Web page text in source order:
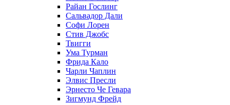
Райан Гослинг
Сальвадор Дали
Софи Лорен
Стив Джобс
Твигги
Ума Турман
Фрида Кало
Чарли Чаплин
Элвис Пресли
Эрнесто Че Гевара
Зигмунд Фрейд